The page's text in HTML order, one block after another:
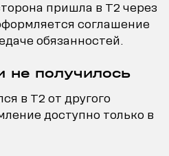
пришла в T2 через
соглашение
обязанностей.
не получилось
в T2 от другого
доступно только в